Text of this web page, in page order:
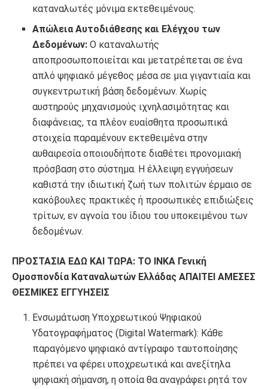
καταναλωτές μόνιμα εκτεθειμένους.
Απώλεια Αυτοδιάθεσης και Ελέγχου των
Δεδομένων: Ο καταναλωτής
αποπροσωποποιείται και μετατρέπεται σε ένα
απλό ψηφιακό μέγεθος μέσα σε μια γιγαντιαία και
συγκεντρωτική βάση δεδομένων. Χωρίς
αυστηρούς μηχανισμούς ιχνηλασιμότητας και
διαφάνειας, τα πλέον ευαίσθητα προσωπικά
στοιχεία παραμένουν εκτεθειμένα στην
αυθαιρεσία οποιουδήποτε διαθέτει προνομιακή
πρόσβαση στο σύστημα. Η έλλειψη εγγυήσεων
καθιστά την ιδιωτική ζωή των πολιτών έρμαιο σε
κακόβουλες πρακτικές ή προσωπικές επιδιώξεις
τρίτων, εν αγνοία του ίδιου του υποκειμένου των
δεδομένων.
ΠΡΟΣΤΑΣΙΑ ΕΔΩ ΚΑΙ ΤΩΡΑ: ΤΟ ΙΝΚΑ Γενική
Ομοσπονδία Καταναλωτών Ελλάδας ΑΠΑΙΤΕΙ ΑΜΕΣΕΣ
ΘΕΣΜΙΚΕΣ ΕΓΓΥΗΣΕΙΣ
Ενσωμάτωση Υποχρεωτικού Ψηφιακού
Υδατογραφήματος (Digital Watermark): Κάθε
παραγόμενο ψηφιακό αντίγραφο ταυτοποίησης
πρέπει να φέρει υποχρεωτικά και ανεξίτηλα
ψηφιακή σήμανση, η οποία θα αναγράφει ρητά τον